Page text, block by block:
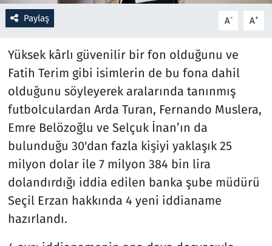
Paylaş A- A+
Yüksek kârlı güvenilir bir fon olduğunu ve
Fatih Terim gibi isimlerin de bu fona dahil
olduğunu söyleyerek aralarında tanınmış
futbolculardan Arda Turan, Fernando Muslera,
Emre Belözoğlu ve Selçuk İnan’ın da
bulunduğu 30'dan fazla kişiyi yaklaşık 25
milyon dolar ile 7 milyon 384 bin lira
dolandırdığı iddia edilen banka şube müdürü
Seçil Erzan hakkında 4 yeni iddianame
hazırlandı.
Spor
Televizyon